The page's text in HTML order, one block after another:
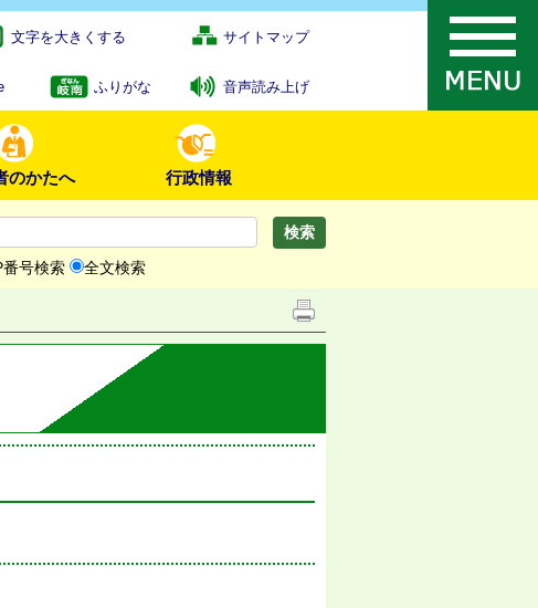
文字を大きくする サイトマップ
ふりがな 音声読み上げ
のかたへ 行政情報
番号検索 全文検索